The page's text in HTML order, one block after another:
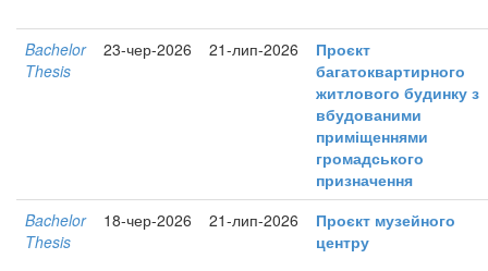
Bachelor
Thesis
23-чер-2026 21-лип-2026
Проєкт
багатоквартирного
житлового будинку з
вбудованими
приміщеннями
громадського
призначення
Bachelor
Thesis
18-чер-2026 21-лип-2026
Проєкт музейного
центру